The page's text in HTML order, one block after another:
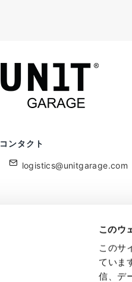
このウ
このサ
ていま
信、デ
コンタクト
logistics@unitgarage.com